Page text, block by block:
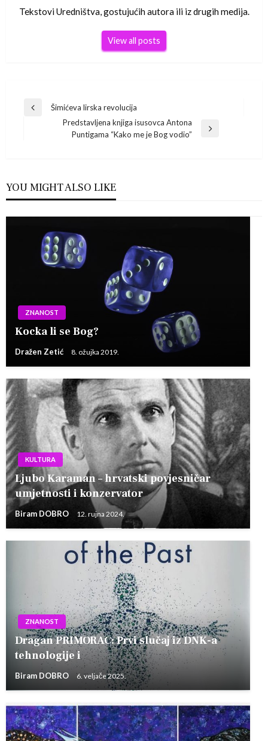
Tekstovi Uredništva, gostujućih autora ili iz drugih medija.
View all posts
Navigacija
objava
Previous
Šimićeva lirska revolucija
Predstavljena knjiga isusovca Antona
Puntigama “Kako me je Bog vodio”
YOU MIGHT ALSO LIKE
ZNANOST
Kocka li se Bog?
Dražen Zetić 8. ožujka 2019.
KULTURA
Ljubo Karaman – hrvatski povjesničar
umjetnosti i konzervator
Biram DOBRO 12. rujna 2024.
ZNANOST
Dragan PRIMORAC: Prvi slučaj iz DNK-a
tehnologije i
Biram DOBRO 6. veljače 2025.